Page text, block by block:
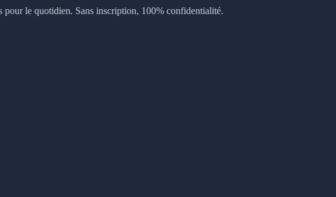
pour le quotidien. Sans inscription, 100% confidentialité.